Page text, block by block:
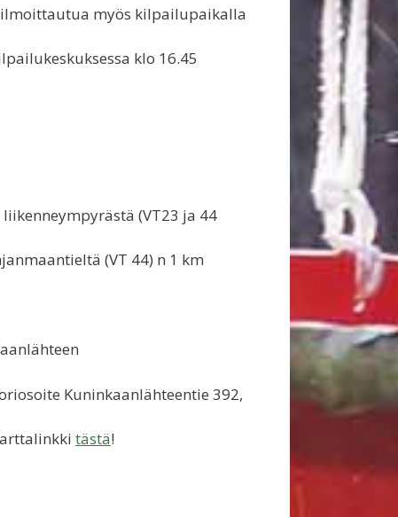
ilmoittautua myös kilpailupaikalla
klo 16.45
(VT23 ja 44
(VT 44) n 1 km
Kuninkaanlähteentie 392,
tästä!